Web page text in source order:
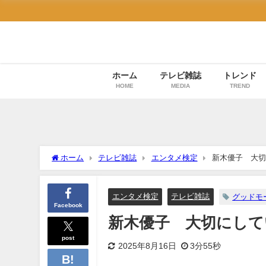
ホーム
HOME
テレビ雑誌
MEDIA
トレンド
TREND
ホーム テレビ雑誌 エンタメ検定 新木優子 大切
Facebook
post
エンタメ検定 テレビ雑誌 グッドモ
新木優子 大切にして
2025年8月16日 3分55秒